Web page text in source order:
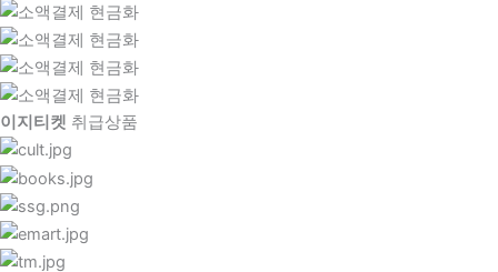
이지티켓 취급상품